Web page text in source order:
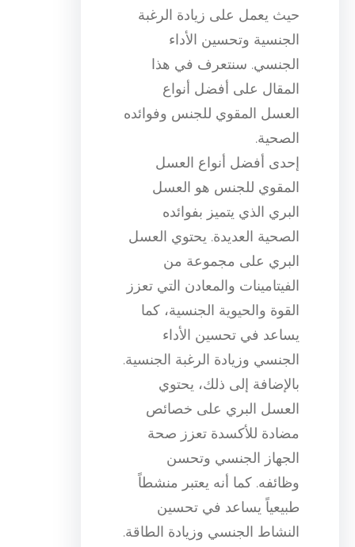
حيث يعمل على زيادة الرغبة
الجنسية وتحسين الأداء
الجنسي. سنتعرف في هذا
المقال على أفضل أنواع
العسل المقوي للجنس وفوائده
الصحية.
إحدى أفضل أنواع العسل
المقوي للجنس هو العسل
البري الذي يتميز بفوائده
الصحية العديدة. يحتوي العسل
البري على مجموعة من
الفيتامينات والمعادن التي تعزز
القوة والحيوية الجنسية، كما
يساعد في تحسين الأداء
الجنسي وزيادة الرغبة الجنسية.
بالإضافة إلى ذلك، يحتوي
العسل البري على خصائص
مضادة للأكسدة تعزز صحة
الجهاز الجنسي وتحسن
وظائفه. كما أنه يعتبر منشطاً
طبيعياً يساعد في تحسين
النشاط الجنسي وزيادة الطاقة.